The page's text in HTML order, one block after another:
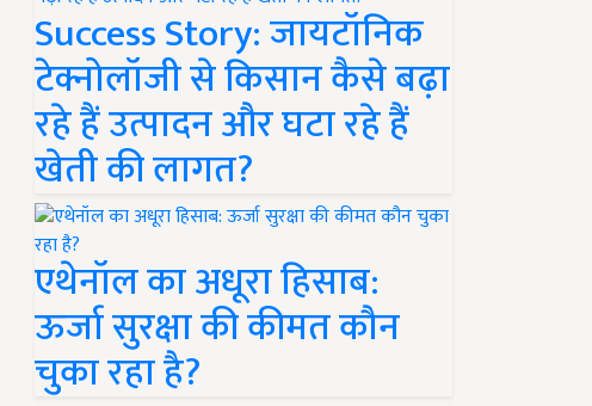
Success Story: जायटॉनिक
टेक्नोलॉजी से किसान कैसे बढ़ा
रहे हैं उत्पादन और घटा रहे हैं
खेती की लागत?
एथेनॉल का अधूरा हिसाब:
ऊर्जा सुरक्षा की कीमत कौन
चुका रहा है?